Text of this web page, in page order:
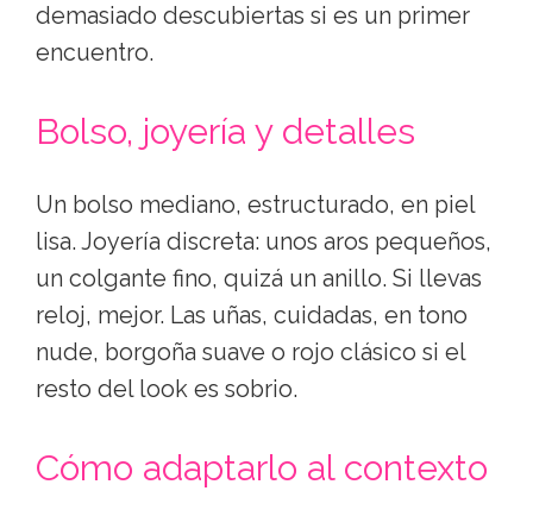
demasiado descubiertas si es un primer
encuentro.
Bolso, joyería y detalles
Un bolso mediano, estructurado, en piel
lisa. Joyería discreta: unos aros pequeños,
un colgante fino, quizá un anillo. Si llevas
reloj, mejor. Las uñas, cuidadas, en tono
nude, borgoña suave o rojo clásico si el
resto del look es sobrio.
Cómo adaptarlo al contexto